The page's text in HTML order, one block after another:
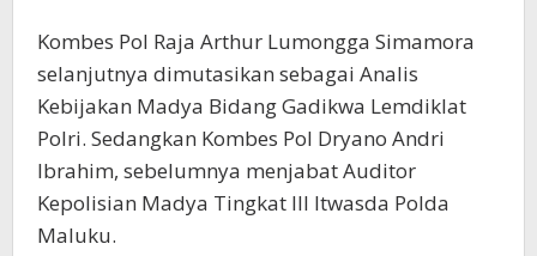
Kombes Pol Raja Arthur Lumongga Simamora
selanjutnya dimutasikan sebagai Analis
Kebijakan Madya Bidang Gadikwa Lemdiklat
Polri. Sedangkan Kombes Pol Dryano Andri
Ibrahim, sebelumnya menjabat Auditor
Kepolisian Madya Tingkat III Itwasda Polda
Maluku.